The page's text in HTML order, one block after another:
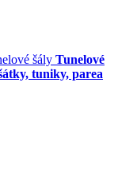
Tunelové
tuniky, parea